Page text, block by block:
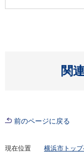
関
前のページに戻る
現在位置 横浜市トッ